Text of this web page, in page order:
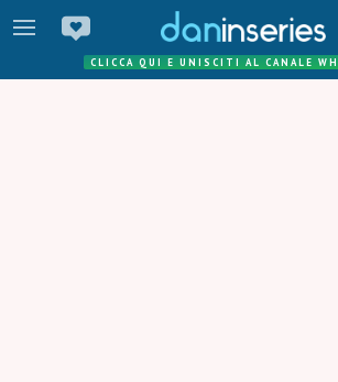
CLICCA QUI E UNISCITI AL CANALE